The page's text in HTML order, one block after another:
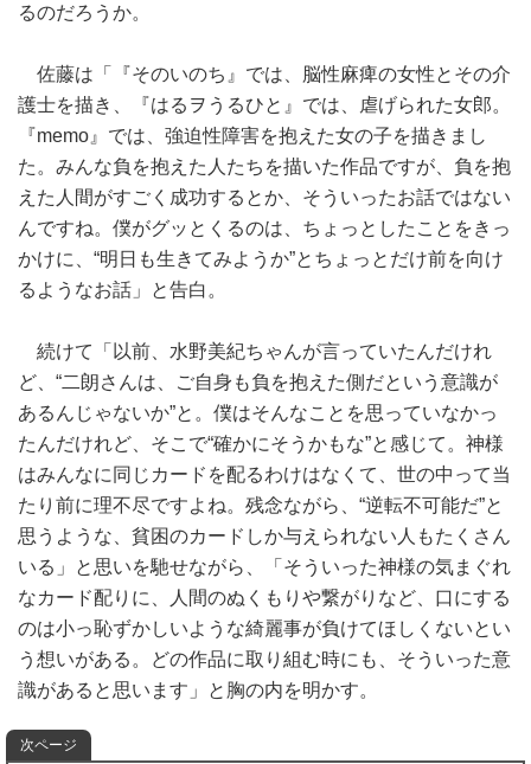
るのだろうか。
佐藤は「『そのいのち』では、脳性麻痺の女性とその介
護士を描き、『はるヲうるひと』では、虐げられた女郎。
『memo』では、強迫性障害を抱えた女の子を描きまし
た。みんな負を抱えた人たちを描いた作品ですが、負を抱
えた人間がすごく成功するとか、そういったお話ではない
んですね。僕がグッとくるのは、ちょっとしたことをきっ
かけに、“明日も生きてみようか”とちょっとだけ前を向け
るようなお話」と告白。
続けて「以前、水野美紀ちゃんが言っていたんだけれ
ど、“二朗さんは、ご自身も負を抱えた側だという意識が
あるんじゃないか”と。僕はそんなことを思っていなかっ
たんだけれど、そこで“確かにそうかもな”と感じて。神様
はみんなに同じカードを配るわけはなくて、世の中って当
たり前に理不尽ですよね。残念ながら、“逆転不可能だ”と
思うような、貧困のカードしか与えられない人もたくさん
いる」と思いを馳せながら、「そういった神様の気まぐれ
なカード配りに、人間のぬくもりや繋がりなど、口にする
のは小っ恥ずかしいような綺麗事が負けてほしくないとい
う想いがある。どの作品に取り組む時にも、そういった意
識があると思います」と胸の内を明かす。
次ページ